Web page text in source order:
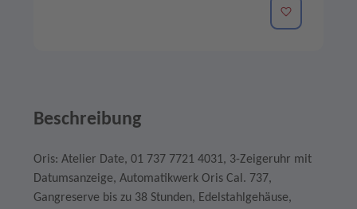
Merken
Beschreibung
Oris: Atelier Date, 01 737 7721 4031, 3-Zeigeruhr mit
Datumsanzeige, Automatikwerk Oris Cal. 737,
Gangreserve bis zu 38 Stunden, Edelstahlgehäuse,